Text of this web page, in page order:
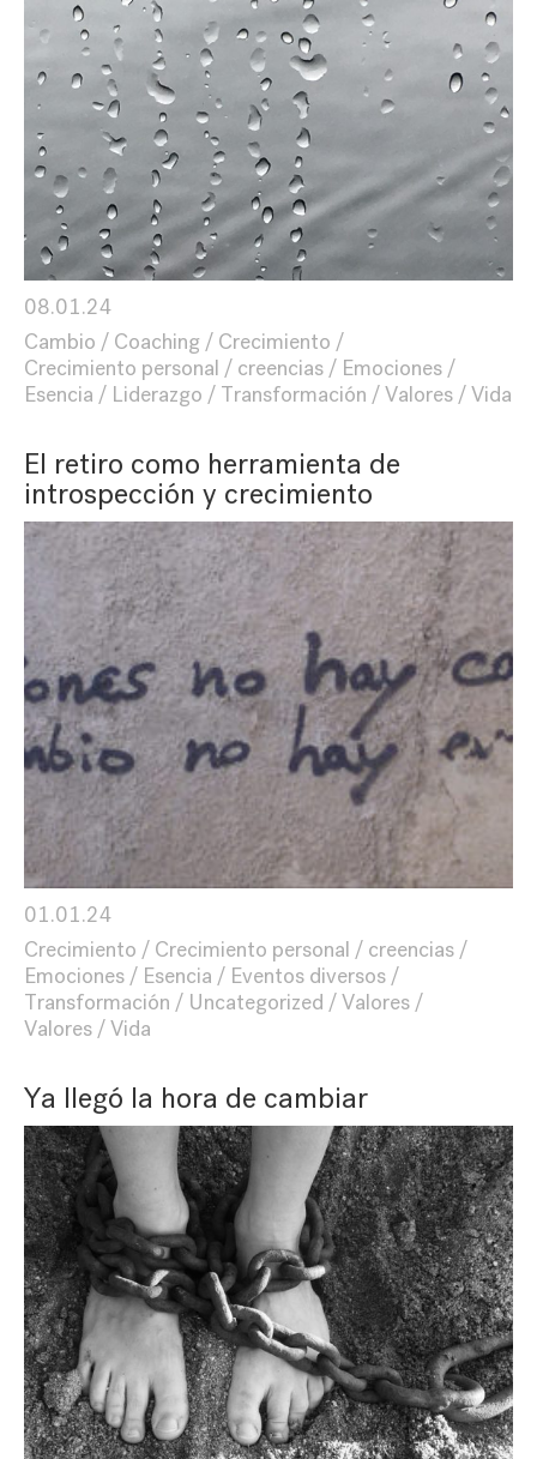
08.01.24
Cambio
Coaching
Crecimiento
Crecimiento personal
creencias
Emociones
Esencia
Liderazgo Transformación Valores Vida
El retiro como herramienta de
introspección y crecimiento
01.01.24
Crecimiento
Crecimiento personal
creencias
Emociones
Esencia
Eventos diversos
Transformación
Uncategorized
Valores
Valores
Vida
Ya llegó la hora de cambiar